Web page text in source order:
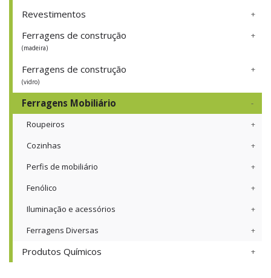
Revestimentos
Ferragens de construção
(madeira)
Ferragens de construção
(vidro)
Ferragens Mobiliário
Roupeiros
Cozinhas
Perfis de mobiliário
Fenólico
Iluminação e acessórios
Ferragens Diversas
Produtos Químicos